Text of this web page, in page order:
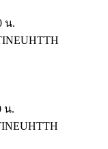
น.
น.